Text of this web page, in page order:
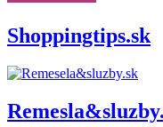
Shoppingtips.sk